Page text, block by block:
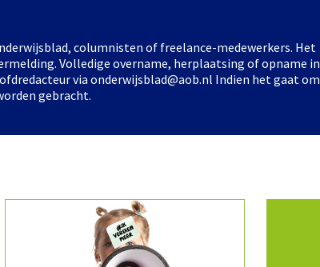
columnisten of freelance-medewerkers. Het
Volledige overname, herplaatsing of opname in
via onderwijsblad@aob.nl Indien het gaat om
gebracht.